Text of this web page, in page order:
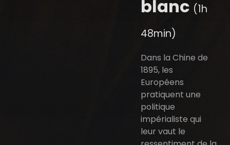
blanc (1h
48min)
Dans la Chine de
1895, les
Européens
pratiquent une
politique
impérialiste qui
leur vaut le